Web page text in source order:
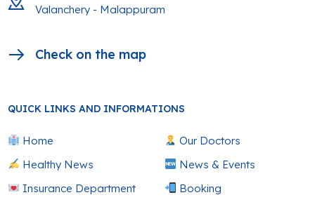
Valanchery - Malappuram
Check on the map
QUICK LINKS AND INFORMATIONS
Home
Our Doctors
Healthy News
News & Events
Insurance Department
Booking